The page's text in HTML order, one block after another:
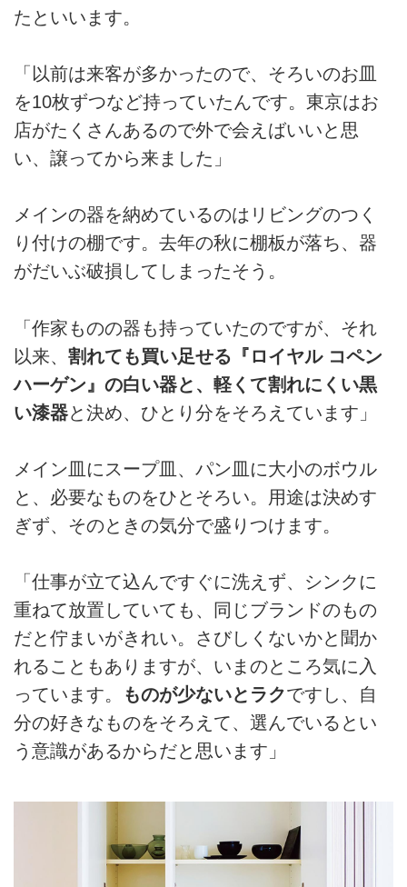
たといいます。
「以前は来客が多かったので、そろいのお皿
を10枚ずつなど持っていたんです。東京はお
店がたくさんあるので外で会えばいいと思
い、譲ってから来ました」
メインの器を納めているのはリビングのつく
り付けの棚です。去年の秋に棚板が落ち、器
がだいぶ破損してしまったそう。
「作家ものの器も持っていたのですが、それ
以来、 割れても買い足せる『ロイヤル コペン
ハーゲン』の白い器と、軽くて割れにくい黒
い漆器と決め、ひとり分をそろえています」
メイン皿にスープ皿、パン皿に大小のボウル
と、必要なものをひとそろい。用途は決めす
ぎず、そのときの気分で盛りつけます。
「仕事が立て込んですぐに洗えず、シンクに
重ねて放置していても、同じブランドのもの
だと佇まいがきれい。さびしくないかと聞か
れることもありますが、いまのところ気に入
っています。
ものが少ないとラクですし、自
分の好きなものをそろえて、選んでいるとい
う意識があるからだと思います」